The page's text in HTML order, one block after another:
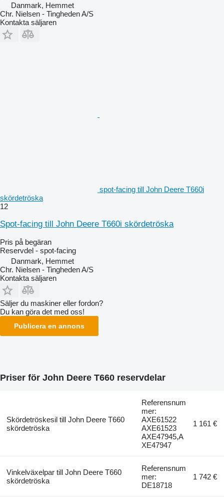
Danmark, Hemmet
Chr. Nielsen - Tingheden A/S
Kontakta säljaren
spot-facing till John Deere T660i
skördetröska
12
Spot-facing till John Deere T660i skördetröska
Pris på begäran
Reservdel - spot-facing
Danmark, Hemmet
Chr. Nielsen - Tingheden A/S
Kontakta säljaren
Säljer du maskiner eller fordon?
Du kan göra det med oss!
Publicera en annons
Priser för John Deere T660 reservdelar
Skördetröskesil till John Deere T660
skördetröska
Referensnum
mer:
AXE61522
AXE61523
AXE47945,A
XE47947
1 161 €
Vinkelväxelpar till John Deere T660
skördetröska
Referensnum
mer:
DE18718
1 742 €